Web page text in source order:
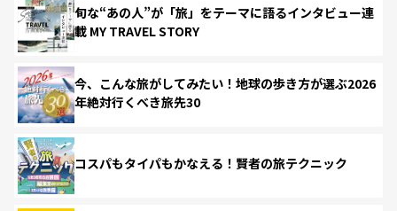
旬な“あの人”が「旅」をテーマに語るインタビュー連
載 MY TRAVEL STORY
今、こんな旅がしてみたい！地球の歩き方が選ぶ2026
年絶対行くべき旅先30
コスパもタイパもかなえる！賢者の旅テクニック